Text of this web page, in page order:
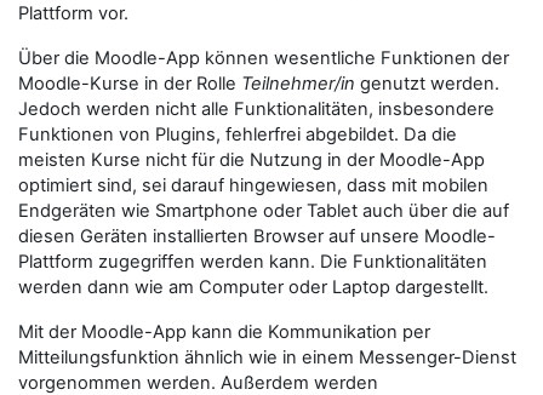
Plattform vor.
Über die Moodle-App können wesentliche Funktionen der
Moodle-Kurse in der Rolle Teilnehmer/in genutzt werden.
Jedoch werden nicht alle Funktionalitäten, insbesondere
Funktionen von Plugins, fehlerfrei abgebildet. Da die
meisten Kurse nicht für die Nutzung in der Moodle-App
optimiert sind, sei darauf hingewiesen, dass mit mobilen
Endgeräten wie Smartphone oder Tablet auch über die auf
diesen Geräten installierten Browser auf unsere Moodle-
Plattform zugegriffen werden kann. Die Funktionalitäten
werden dann wie am Computer oder Laptop dargestellt.
Mit der Moodle-App kann die Kommunikation per
Mitteilungsfunktion ähnlich wie in einem Messenger-Dienst
vorgenommen werden. Außerdem werden